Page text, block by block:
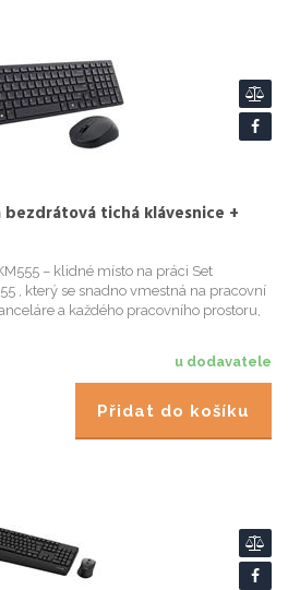
bezdrátová tichá klávesnice +
– klidné místo na práci Set
, který se snadno vmestná na pracovní
a každého pracovního prostoru,
u dodavatele
Přidat do košíku